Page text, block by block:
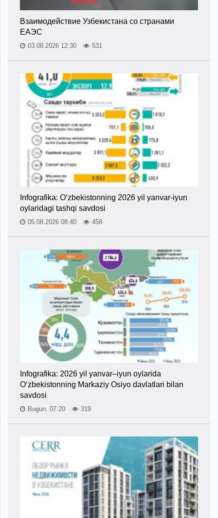
Взаимодействие Узбекистана со странами
ЕАЭС
03.08.2026 12:30 531
Infografika: O‘zbekistonning 2026 yil yanvar-iyun
oylaridagi tashqi savdosi
05.08.2026 08:40 458
Infografika: 2026 yil yanvar–iyun oylarida
O‘zbekistonning Markaziy Osiyo davlatlari bilan
savdosi
Bugun, 07:20 319